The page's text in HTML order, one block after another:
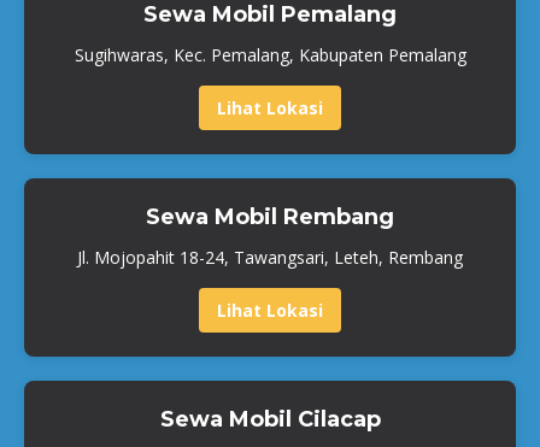
Sewa Mobil Pemalang
Sugihwaras, Kec. Pemalang, Kabupaten Pemalang
Lihat Lokasi
Sewa Mobil Rembang
Jl. Mojopahit 18-24, Tawangsari, Leteh, Rembang
Lihat Lokasi
Sewa Mobil Cilacap